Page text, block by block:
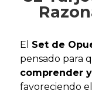
El Set de
pensado para
comprender
favoreciendo